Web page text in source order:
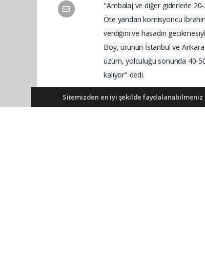
"Ambalaj ve diğer giderlerle
Öte yandan komisyoncu
verdiğini ve hasadın
Boy, ürünün İstanbul ve Ankara
üzüm, yolculuğu sonunda 40-
kalıyor" dedi.
Sitemizden en iyi şekilde faydalanabilmeniz